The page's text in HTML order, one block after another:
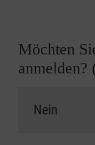
Möchten
anmelden?